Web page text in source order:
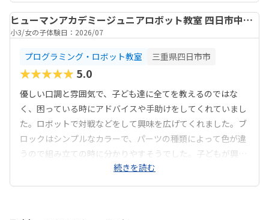
ヒューマンアカデミージュニアロボット教室 四日市中央
緑地
小3 女の子体験日：2026/07
プログラミング・ロボット教室 三重県四日市市
★★★★★ 5.0
優しい口調と雰囲気で、子ども達に全てを教えるのではな
く、困っている時にアドバイスや手助けをしてくれていまし
た。ロボットで対戦などをして興味を広げてくれました。ブ
ロックはシンプルなカラーで、パーツの種類によって色が違
うので組み立ての時に分かりやすそうでした。子どもが興味
を持ちそうなロボットの形や...続きを読む